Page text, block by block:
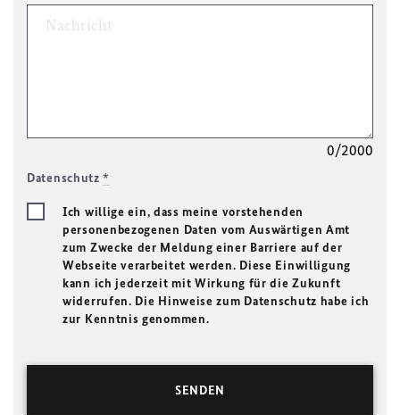
0/2000
Datenschutz*
Ich willige ein, dass meine vorstehenden
personenbezogenen Daten vom Auswärtigen Amt
zum Zwecke der Meldung einer Barriere auf der
Webseite verarbeitet werden. Diese Einwilligung
kann ich jederzeit mit Wirkung für die Zukunft
widerrufen. Die Hinweise zum Datenschutz habe ich
zur Kenntnis genommen.